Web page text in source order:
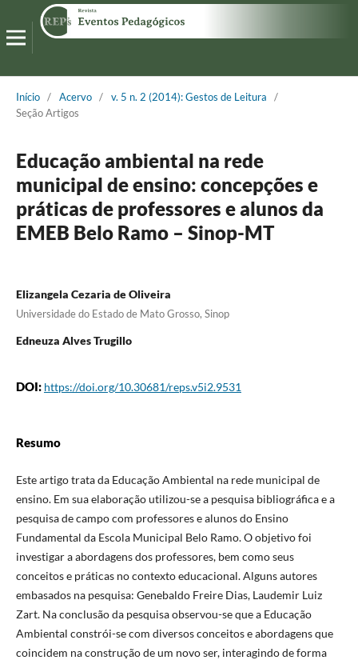
Início / Acervo / v. 5 n. 2 (2014): Gestos de Leitura
/
Seção Artigos
Educação ambiental na rede
municipal de ensino: concepções e
práticas de professores e alunos da
EMEB Belo Ramo – Sinop-MT
Elizangela Cezaria de Oliveira
Universidade do Estado de Mato Grosso, Sinop
Edneuza Alves Trugillo
DOI: https://doi.org/10.30681/reps.v5i2.9531
Resumo
Este artigo trata da Educação Ambiental na rede municipal de
ensino. Em sua elaboração utilizou-se a pesquisa bibliográfica e a
pesquisa de campo com professores e alunos do Ensino
Fundamental da Escola Municipal Belo Ramo. O objetivo foi
investigar a abordagens dos professores, bem como seus
conceitos e práticas no contexto educacional. Alguns autores
embasados na pesquisa: Genebaldo Freire Dias, Laudemir Luiz
Zart. Na conclusão da pesquisa observou-se que a Educação
Ambiental constrói-se com diversos conceitos e abordagens que
coincidem na construção de um novo ser, interagindo de forma